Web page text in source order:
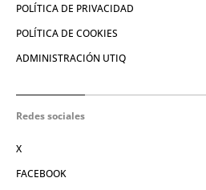
POLÍTICA DE PRIVACIDAD
POLÍTICA DE COOKIES
ADMINISTRACIÓN UTIQ
Redes sociales
X
FACEBOOK